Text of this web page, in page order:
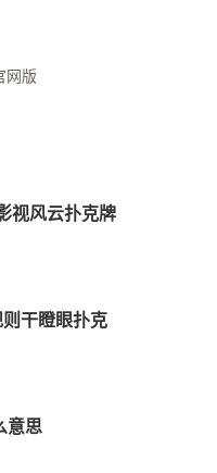
网版
视风云扑克牌
干瞪眼扑克
意思